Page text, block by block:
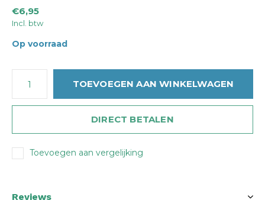
€6,95
Incl. btw
Op voorraad
TOEVOEGEN AAN WINKELWAGEN
DIRECT BETALEN
Toevoegen aan vergelijking
Reviews